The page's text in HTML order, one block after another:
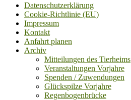
Datenschutzerklärung
Cookie-Richtlinie (EU)
Impressum
Kontakt
Anfahrt planen
Archiv
Mitteilungen des Tierheims
Veranstaltungen Vorjahre
Spenden / Zuwendungen
Glückspilze Vorjahre
Regenbogenbrücke